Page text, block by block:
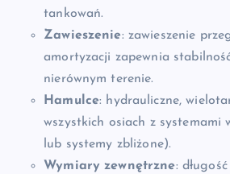
tankowań.
Zawieszenie: zawieszenie
amortyzacji zapewnia
nierównym terenie.
Hamulce: hydrauliczne,
wszystkich osiach z systemami
lub systemy zbliżone).
Wymiary zewnętrzne: